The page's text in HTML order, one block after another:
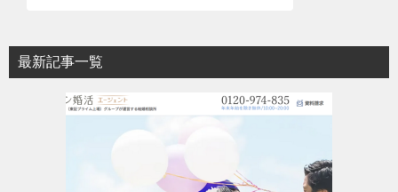
最新記事一覧